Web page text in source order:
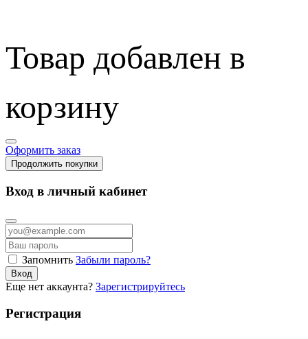
Товар добавлен в
корзину
Оформить заказ
Продолжить покупки
Вход в личный кабинет
Запомнить Забыли пароль?
Вход
Еще нет аккаунта? Зарегистрируйтесь
Регистрация